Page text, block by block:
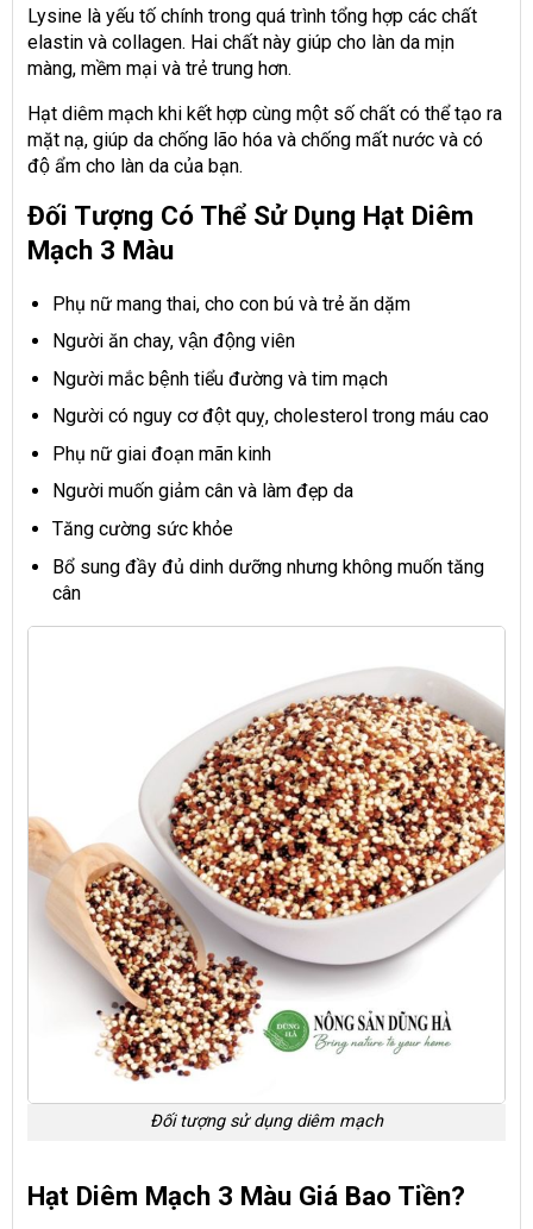
Lysine là yếu tố chính trong quá trình tổng hợp các chất
elastin và collagen. Hai chất này giúp cho làn da mịn
màng, mềm mại và trẻ trung hơn.
Hạt diêm mạch khi kết hợp cùng một số chất có thể tạo ra
mặt nạ, giúp da chống lão hóa và chống mất nước và có
độ ẩm cho làn da của bạn.
Đối Tượng Có Thể Sử Dụng Hạt Diêm
Mạch 3 Màu
Phụ nữ mang thai, cho con bú và trẻ ăn dặm
Người ăn chay, vận động viên
Người mắc bệnh tiểu đường và tim mạch
Người có nguy cơ đột quỵ, cholesterol trong máu cao
Phụ nữ giai đoạn mãn kinh
Người muốn giảm cân và làm đẹp da
Tăng cường sức khỏe
Bổ sung đầy đủ dinh dưỡng nhưng không muốn tăng
cân
Đối tượng sử dụng diêm mạch
Hạt Diêm Mạch 3 Màu Giá Bao Tiền?